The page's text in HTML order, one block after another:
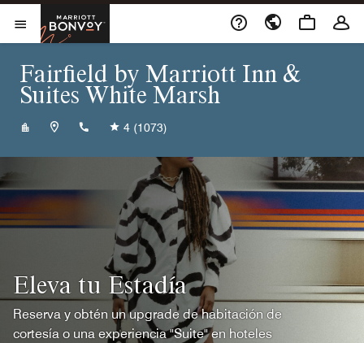
Skip to Content
Abrir el menú
Marriott Bonvoy
Fairfield by Marriott Inn &
Suites White Marsh
+14109339797
4 (1073)
Eleva tu Estadía
Reserva y obtén un upgrade de habitación de
cortesía o una experiencia "Suite" en hoteles